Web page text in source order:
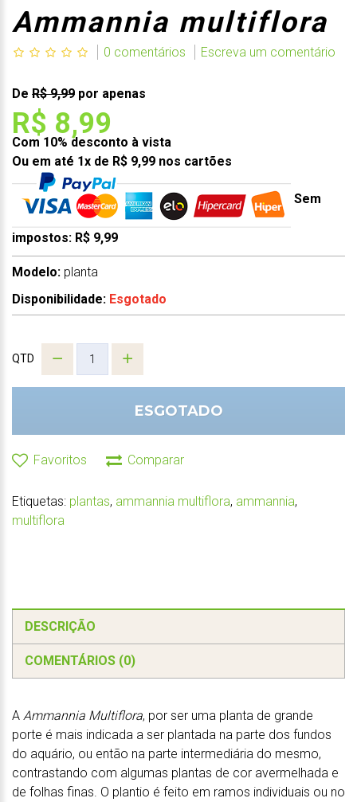
Ammannia multiflora
0 comentários Escreva um comentário
De R$ 9,99 por apenas
R$ 8,99
Com 10% desconto à vista
Ou em até 1x de R$ 9,99 nos cartões
Sem
impostos: R$ 9,99
Modelo: planta
Disponibilidade: Esgotado
QTD
ESGOTADO
Favoritos Comparar
Etiquetas: plantas, ammannia multiflora, ammannia,
multiflora
DESCRIÇÃO
COMENTÁRIOS (0)
A Ammannia Multiflora, por ser uma planta de grande
porte é mais indicada a ser plantada na parte dos fundos
do aquário, ou então na parte intermediária do mesmo,
contrastando com algumas plantas de cor avermelhada e
de folhas finas. O plantio é feito em ramos individuais ou no